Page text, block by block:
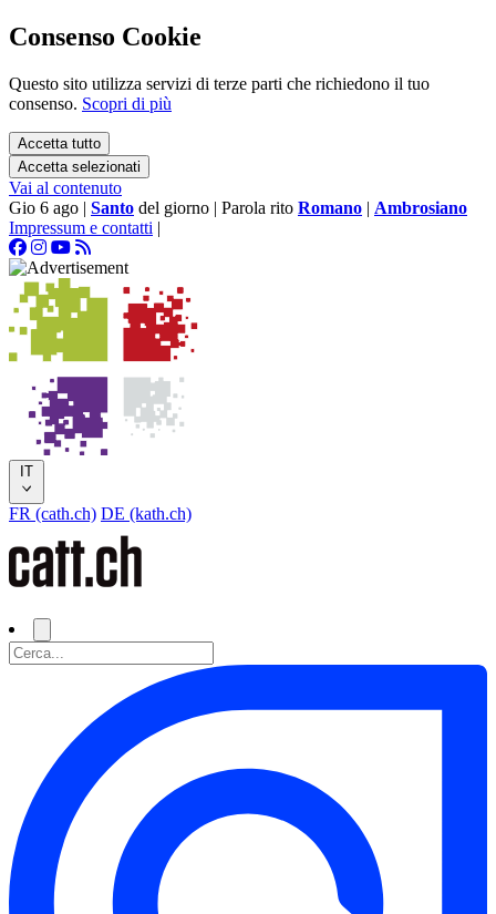
Consenso Cookie
Questo sito utilizza servizi di terze parti che richiedono il tuo
consenso. Scopri di più
Accetta tutto
Accetta selezionati
Vai al contenuto
Gio 6 ago | Santo del giorno | Parola rito Romano | Ambrosiano
Impressum e contatti |
IT
FR (cath.ch) DE (kath.ch)